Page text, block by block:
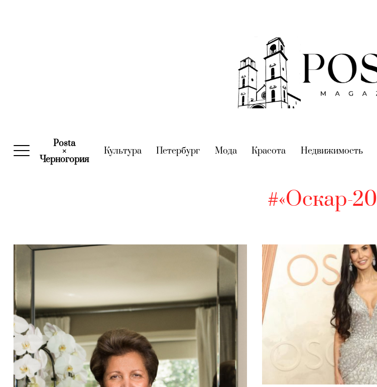
Posta
×
Черногория(current)
Культура(current)
Петербург (current)
Мода(current)
Красота (current)
Недвижимость
#«Оскар-